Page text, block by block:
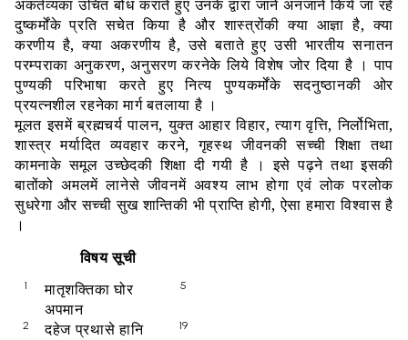
अकर्तव्यका उचित बोध कराते हुए उनके द्वारा जाने अनजाने किये जा रहे
दुष्कर्मोंके प्रति सचेत किया है और शास्त्रोंकी क्या आज्ञा है,क्या
करणीय है,क्या अकरणीय है,उसे बताते हुए उसी भारतीय सनातन
परम्पराका अनुकरण,अनुसरण करनेके लिये विशेष जोर दिया है ।पाप
पुण्यकी
परिभाषा करते हुए नित्य पुण्यकर्मोंके सदनुष्ठानकी
ओर
प्रयत्नशील रहनेका मार्ग बतलाया है ।
मूलत इसमें ब्रह्मचर्य पालन,युक्त आहार विहार,त्याग वृत्ति,निर्लोभिता,
शास्त्र मर्यादित व्यवहार करने,गृहस्थ जीवनकी सच्ची शिक्षा तथा
कामनाके समूल उच्छेदकी शिक्षा दी गयी है ।इसे पढ़ने तथा इसकी
बातोंको अमलमें लानेसे जीवनमें अवश्य लाभ होगा एवं लोक परलोक
सुधरेगा और सच्ची सुख शान्तिकी भी प्राप्ति होगी,ऐसा हमारा विश्वास है
।
विषय सूची
1 मातृशक्तिका घोर
अपमान
5
2 दहेज प्रथासे हानि 19